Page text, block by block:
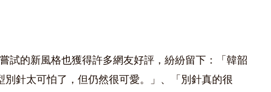
試的新風格也獲得許多網友好評，紛紛留下：「韓韶
針太可怕了，但仍然很可愛。」、「別針真的很